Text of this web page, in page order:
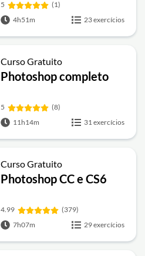
5
(1)
4h51m
23 exercícios
Curso Gratuito
Photoshop completo
5
(8)
11h14m
31 exercícios
Curso Gratuito
Photoshop CC e CS6
4.99
(379)
7h07m
29 exercícios